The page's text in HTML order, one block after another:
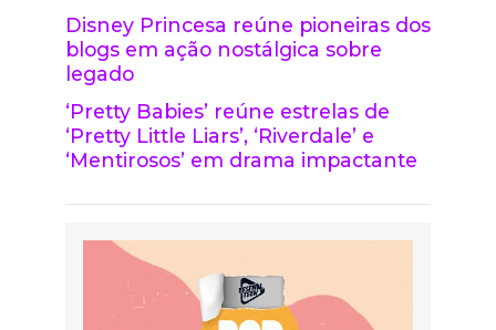
Disney Princesa reúne pioneiras dos
blogs em ação nostálgica sobre
legado
‘Pretty Babies’ reúne estrelas de
‘Pretty Little Liars’, ‘Riverdale’ e
‘Mentirosos’ em drama impactante